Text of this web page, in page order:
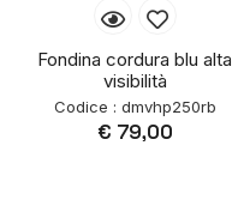
Fondina cordura blu alta
visibilità
Codice : dmvhp250rb
€ 79,00